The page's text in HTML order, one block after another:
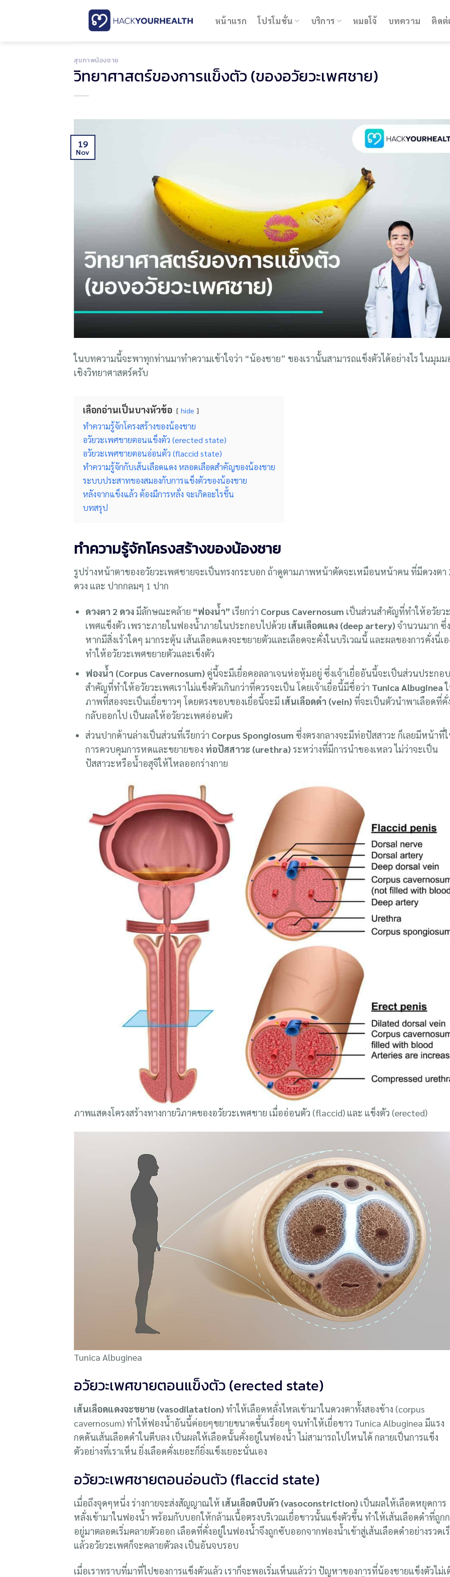
หน้าแรก โปรโมชั่น บริการ หมอโจ้ บทความ ติดต่
สุขภาพน้องชาย
วิทยาศาสตร์ของการแข็งตัว (ของอวัยวะเพศชาย)
19
Nov
ในบทความนี้จะพาทุกท่านมาทำความเข้าใจว่า “น้องชาย” ของเรานั้นสามารถแข็งตัวได้อย่างไร ในมุมม
เชิงวิทยาศาสตร์ครับ
เลือกอ่านเป็นบางหัวข้อ hide
ทำความรู้จักโครงสร้างของน้องชาย
อวัยวะเพศขายตอนแข็งตัว (erected state)
อวัยวะเพศชายตอนอ่อนตัว (flaccid state)
ทำความรู้จักกับเส้นเลือดแดง หลอดเลือดสำคัญของน้องชาย
ระบบประสาทของสมองกับการแข็งตัวของน้องชาย
หลังจากแข็งแล้ว ต้องมีการหลั่ง จะเกิดอะไรขึ้น
บทสรุป
ทำความรู้จักโครงสร้างของน้องชาย
รูปร่างหน้าตาของอวัยวะเพศชายจะเป็นทรงกระบอก ถ้าดูตามภาพหน้าตัดจะเหมือนหน้าคน ที่มีดวงตา
ดวง และ ปากกลมๆ 1 ปาก
ดวงตา 2 ดวง มีลักษณะคล้าย “ฟองน้ำ” เรียกว่า Corpus Cavernosum เป็นส่วนสำคัญที่ทำให้อวัยวะ
เพศแข็งตัว เพราะภายในฟองน้ำภายในประกอบไปด้วย เส้นเลือดแดง (deep artery)จำนวนมาก ซึ่
หากมีสิ่งเร้าใดๆ มากระตุ้น เส้นเลือดแดงจะขยายตัวและเลือดจะคั่งในบริเวณนี้ และผลของการคั่งนี่เ
ทำให้อวัยวะเพศขยายตัวและเข็งตัว
ฟองน้ำ (Corpus Cavernosum) คู่นี้จะมีเยื่อคอลลาเจนห่อหุ้มอยู่ ซึ่งเจ้าเยื่ออันนี้จะเป็นส่วนประกอ
สำคัญที่ทำให้อวัยวะเพศเราไม่แข็งตัวเกินกว่าที่ควรจะเป็น โดยเจ้าเยื่อนี้มีชื่อว่า Tunica Albuginea
ภาพที่สองจะเป็นเยื่อขาวๆ โดยตรงขอบของเยื่อนี้จะมี เส้นเลือดดำ (vein) ที่จะเป็นตัวนำพาเลือดที่คั่
กลับออกไป เป็นผลให้อวัยวะเพศอ่อนตัว
ส่วนปากด้านล่างเป็นส่วนที่เรียกว่า Corpus Spongiosum ซึ่งตรงกลางจะมีท่อปัสสาวะ ก็เลยมีหน้าที่
การควบคุมการหดและขยายของ ท่อปัสสาวะ (urethra)ระหว่างที่มีการนำของเหลว ไม่ว่าจะเป็น
ปัสสาวะหรือน้ำอสุจิให้ไหลออกร่างกาย
ภาพแสดงโครงสร้างทางกายวิภาคของอวัยวะเพศชาย เมื่ออ่อนตัว (flaccid) และ แข็งตัว (erected)
Tunica Albuginea
อวัยวะเพศขายตอนแข็งตัว (erected state)
เส้นเลือดแดงจะขยาย (vasodilatation) ทำให้เลือดหลั่งไหลเข้ามาในดวงตาทั้งสองข้าง (corpus
cavernosum) ทำให้ฟองน้ำอันนี้ค่อยๆขยายขนาดขึ้นเรื่อยๆ จนทำให้เยื่อขาว Tunica Albuginea มีแรง
กดดันเส้นเลือดดำในตีบลง เป็นผลให้เลือดนั้นคั่งอยู่ในฟองน้ำ ไม่สามารถไปไหนได้ กลายเป็นการแข็ง
ตัวอย่างที่เราเห็น ยิ่งเลือดคั่งเยอะก็ยิ่งแข็งเยอะนั่นเอง
อวัยวะเพศชายตอนอ่อนตัว (flaccid state)
เมื่อถึงจุดๆหนึ่ง ร่างกายจะส่งสัญญาณให้ เส้นเลือดบีบตัว (vasoconstriction) เป็นผลให้เลือดหยุดการ
หลั่งเข้ามาในฟองน้ำ พร้อมกับบอกให้กล้ามเนื้อตรงบริเวณเยื่อขาวนั้นแข็งตัวขึ้น ทำให้เส้นเลือดดำที่ถูก
อยู่มาตลอดเริ่มคลายตัวออก เลือดที่คั่งอยู่ในฟองน้ำจึงถูกซับออกจากฟองน้ำเข้าสู่เส้นเลือดดำอย่างรวดเ
แล้วอวัยวะเพศก็จะคลายตัวลง เป็นอันจบรอบ
เมื่อเราทราบที่มาที่ไปของการแข็งตัวแล้ว เราก็จะพอเริ่มเห็นแล้วว่า ปัญหาของการที่น้องชายแข็งตัวไม่เ